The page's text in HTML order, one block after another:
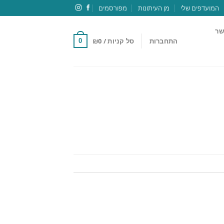
המועדפים שלי מן העיתונות מפורסמים
התחברות
סל קניות / ₪0
0